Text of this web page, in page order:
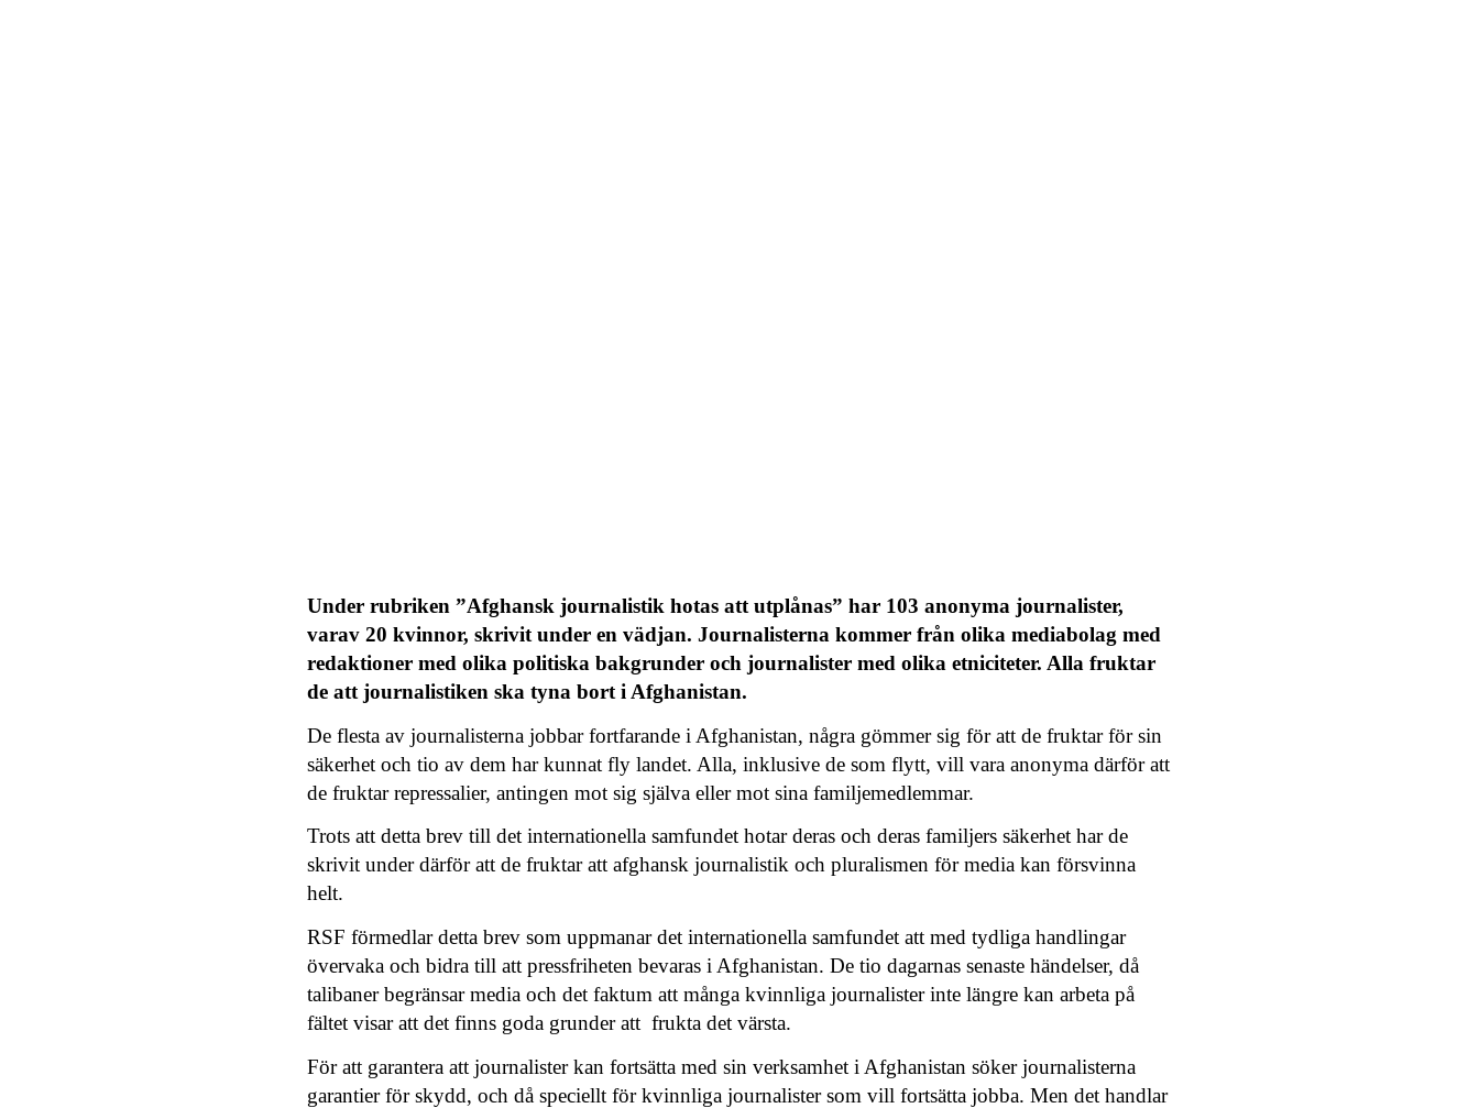
Under rubriken ”Afghansk journalistik hotas att utplånas” har 103 anonyma journalister,
varav 20 kvinnor, skrivit under en vädjan. Journalisterna kommer från olika mediabolag med
redaktioner med olika politiska bakgrunder och journalister med olika etniciteter. Alla fruktar
de att journalistiken ska tyna bort i Afghanistan.
De flesta av journalisterna jobbar fortfarande i Afghanistan, några gömmer sig för att de fruktar för sin
säkerhet och tio av dem har kunnat fly landet. Alla, inklusive de som flytt, vill vara anonyma därför att
de fruktar repressalier, antingen mot sig själva eller mot sina familjemedlemmar.
Trots att detta brev till det internationella samfundet hotar deras och deras familjers säkerhet har de
skrivit under därför att de fruktar att afghansk journalistik och pluralismen för media kan försvinna
helt.
RSF förmedlar detta brev som uppmanar det internationella samfundet att med tydliga handlingar
övervaka och bidra till att pressfriheten bevaras i Afghanistan. De tio dagarnas senaste händelser, då
talibaner begränsar media och det faktum att många kvinnliga journalister inte längre kan arbeta på
fältet visar att det finns goda grunder att frukta det värsta.
För att garantera att journalister kan fortsätta med sin verksamhet i Afghanistan söker journalisterna
garantier för skydd, och då speciellt för kvinnliga journalister som vill fortsätta jobba. Men det handlar